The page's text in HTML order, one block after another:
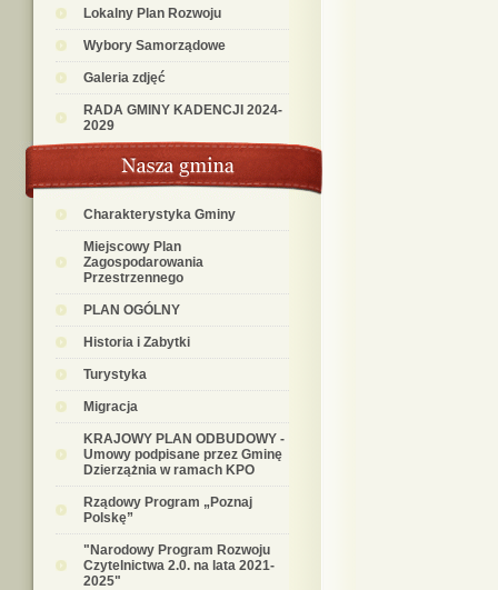
Lokalny Plan Rozwoju
Wybory Samorządowe
Galeria zdjęć
RADA GMINY KADENCJI 2024-
2029
Charakterystyka Gminy
Miejscowy Plan
Zagospodarowania
Przestrzennego
PLAN OGÓLNY
Historia i Zabytki
Turystyka
Migracja
KRAJOWY PLAN ODBUDOWY -
Umowy podpisane przez Gminę
Dzierzążnia w ramach KPO
Rządowy Program „Poznaj
Polskę”
"Narodowy Program Rozwoju
Czytelnictwa 2.0. na lata 2021-
2025"